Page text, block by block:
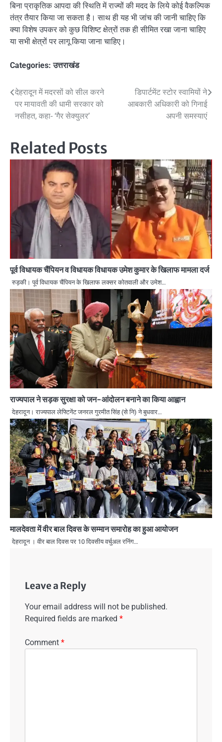
बिना प्राकृतिक आपदा की स्थिति में राज्यों की मदद के लिये कोई वैकल्पिक
तंत्र तैयार किया जा सकता है। साथ ही यह भी जांच की जानी चाहिए कि
क्या विशेष उपकर को कुछ विशिष्ट क्षेत्रों तक ही सीमित रखा जाना चाहिए
या सभी क्षेत्रों पर लागू किया जाना चाहिए।
Categories:उत्तराखंड
Post
navigation
देहरादून में मदरसों को सील करने
पर मायावती की धामी सरकार को
नसीहत, कहा- ‘गैर सेक्युलर’
डिपार्टमेंट स्टोर स्वामियों ने
आबकारी अधिकारी को गिनाई
अपनी समस्याएं
Related Posts
पूर्व विधायक चैंपियन व विधायक विधायक उमेश कुमार के खिलाफ मामला दर्ज
रुड़की। पूर्व विधायक चैंपियन के खिलाफ लक्सर कोतवाली और उमेश…
राज्यपाल ने सड़क सुरक्षा को जन-आंदोलन बनाने का किया आह्वान
देहरादून। राज्यपाल लेफ्टिनेंट जनरल गुरमीत सिंह (से नि) ने बुधवार…
मालदेवता में वीर बाल दिवस के सम्मान समारोह का हुआ आयोजन
देहरादून । वीर बाल दिवस पर 10 दिवसीय वर्चुअल रनिंग…
Leave a Reply
Your email address will not be published.
Required fields are marked *
Comment *